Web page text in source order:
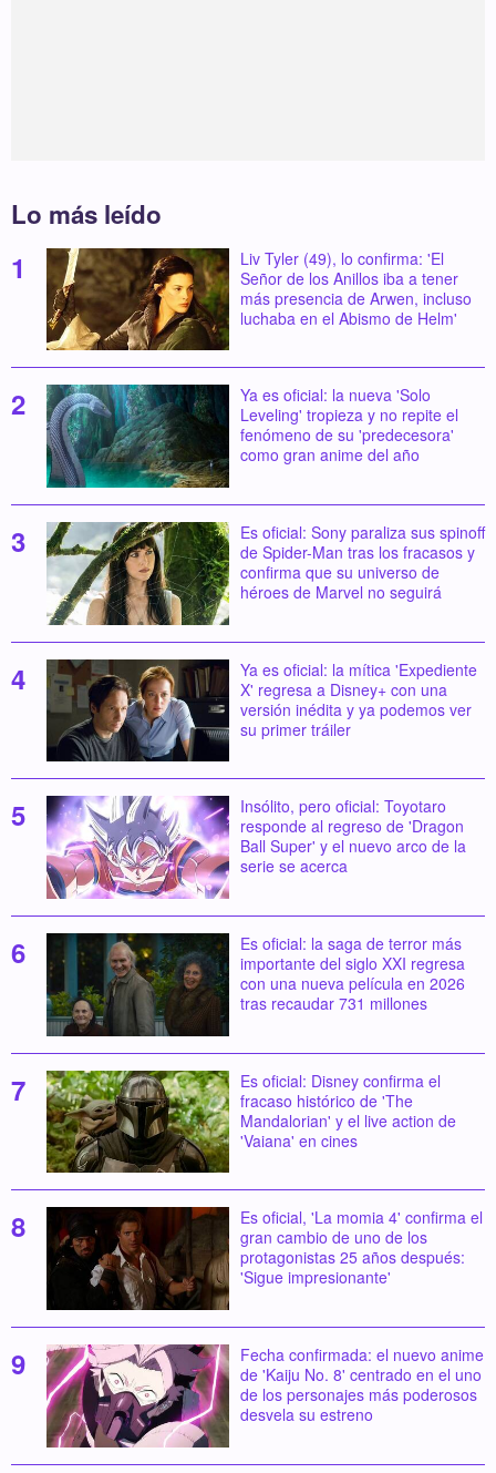
Lo más leído
Liv Tyler (49), lo confirma: 'El
Señor de los Anillos iba a tener
más presencia de Arwen, incluso
luchaba en el Abismo de Helm'
Ya es oficial: la nueva 'Solo
Leveling' tropieza y no repite el
fenómeno de su 'predecesora'
como gran anime del año
Es oficial: Sony paraliza sus spinoff
de Spider-Man tras los fracasos y
confirma que su universo de
héroes de Marvel no seguirá
Ya es oficial: la mítica 'Expediente
X' regresa a Disney+ con una
versión inédita y ya podemos ver
su primer tráiler
Insólito, pero oficial: Toyotaro
responde al regreso de 'Dragon
Ball Super' y el nuevo arco de la
serie se acerca
Es oficial: la saga de terror más
importante del siglo XXI regresa
con una nueva película en 2026
tras recaudar 731 millones
Es oficial: Disney confirma el
fracaso histórico de 'The
Mandalorian' y el live action de
'Vaiana' en cines
Es oficial, 'La momia 4' confirma el
gran cambio de uno de los
protagonistas 25 años después:
'Sigue impresionante'
Fecha confirmada: el nuevo anime
de 'Kaiju No. 8' centrado en el uno
de los personajes más poderosos
desvela su estreno